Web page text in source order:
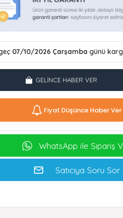
07/10/2026 Çarşamba günü
GELINCE HABER VER
Fiyat Düşünce Haber Ver
WhatsApp ile Sipariş
Satıcıya Soru Sor